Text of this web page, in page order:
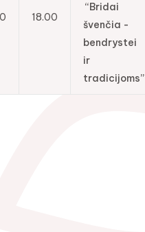
18.00
“Bridai
švenčia -
bendrystei
ir
tradicijoms”